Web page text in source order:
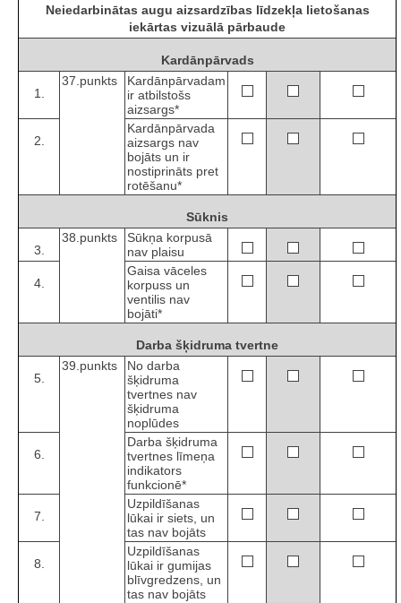
Neiedarbinātas augu aizsardzības līdzekļa lietošanas
iekārtas vizuālā pārbaude
Kardānpārvads
1.
37.punkts
Kardānpārvadam
ir atbilstošs
aizsargs*
2.
Kardānpārvada
aizsargs nav
bojāts un ir
nostiprināts pret
rotēšanu*
Sūknis
3.
38.punkts
Sūkņa korpusā
nav plaisu
4.
Gaisa vāceles
korpuss un
ventilis nav
bojāti*
Darba šķidruma tvertne
5.
39.punkts
No darba
šķidruma
tvertnes nav
šķidruma
noplūdes
6.
Darba šķidruma
tvertnes līmeņa
indikators
funkcionē*
7.
Uzpildīšanas
lūkai ir siets, un
tas nav bojāts
8.
Uzpildīšanas
lūkai ir gumijas
blīvgredzens, un
tas nav bojāts